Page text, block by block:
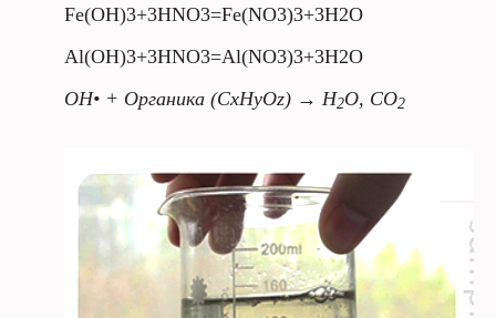
Fe(OH)3+3HNO3=Fe(NO3)3+3H2O
Al(OH)3+3HNO3=Al(NO3)3+3H2O
OH• + Органика(CxHyOz) → H2O, CO2